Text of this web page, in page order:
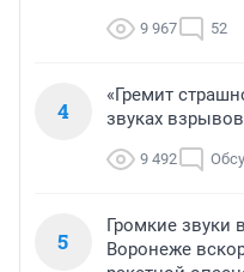
9 967 52
4
«Гремит
звуках
9 492
5
Громкие звуки
Воронеже